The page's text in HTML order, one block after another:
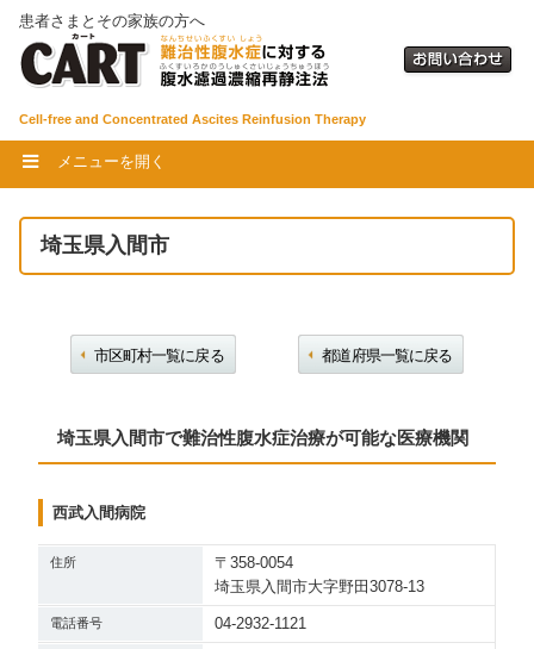
患者さまとその家族の方へ
Cell-free and Concentrated Ascites Reinfusion Therapy
メニューを開く
埼玉県入間市
市区町村一覧に戻る 都道府県一覧に戻る
埼玉県入間市で難治性腹水症治療が可能な医療機関
西武入間病院
住所
〒358-0054
埼玉県入間市大字野田3078-13
電話番号 04-2932-1121